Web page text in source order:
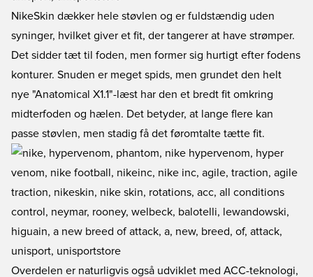
NikeSkin dækker hele støvlen og er fuldstændig uden
syninger, hvilket giver et fit, der tangerer at have strømper.
Det sidder tæt til foden, men former sig hurtigt efter fodens
konturer. Snuden er meget spids, men grundet den helt
nye "Anatomical X1.1"-læst har den et bredt fit omkring
midterfoden og hælen. Det betyder, at lange flere kan
passe støvlen, men stadig få det føromtalte tætte fit.
Overdelen er naturligvis også udviklet med ACC-teknologi,